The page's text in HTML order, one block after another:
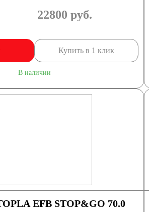
22800 руб.
Купить в 1 клик
В наличии
EFB STOP&GO 70.0